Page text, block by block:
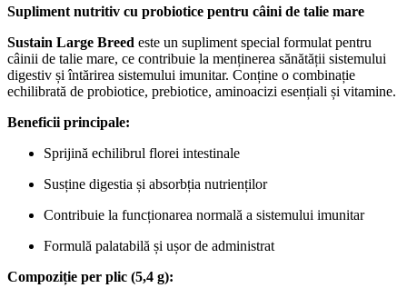
Supliment nutritiv cu probiotice pentru câini de talie mare
Sustain Large Breed este un supliment special formulat pentru
câinii de talie mare, ce contribuie la menținerea sănătății sistemului
digestiv și întărirea sistemului imunitar. Conține o combinație
echilibrată de probiotice, prebiotice, aminoacizi esențiali și vitamine.
Beneficii principale:
Sprijină echilibrul florei intestinale
Susține digestia și absorbția nutrienților
Contribuie la funcționarea normală a sistemului imunitar
Formulă palatabilă și ușor de administrat
Compoziție per plic (5,4 g):